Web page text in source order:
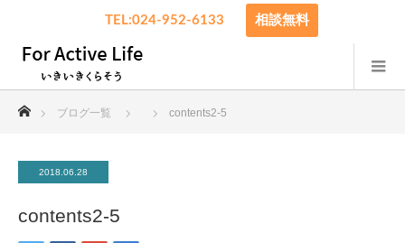
TEL:024-952-6133 相談無料
ブログ一覧 contents2-5
2018.06.28
contents2-5